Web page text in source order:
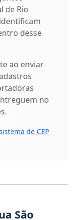
de Rio
desse
ao enviar
no
de CEP
São